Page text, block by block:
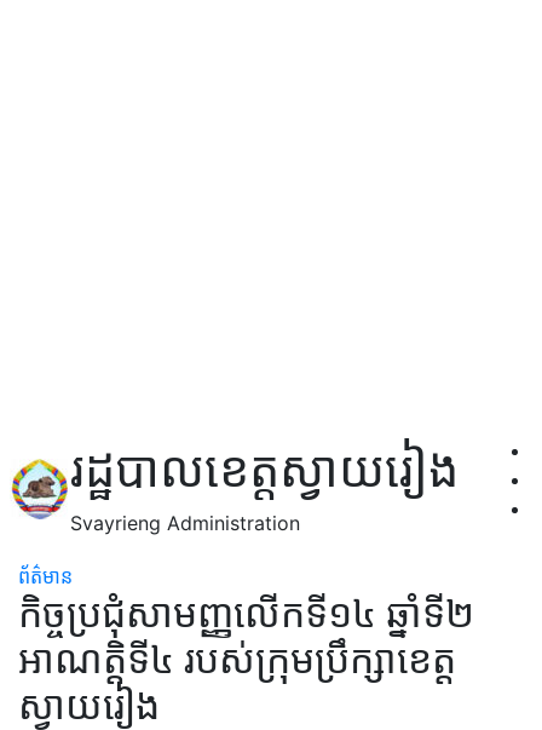
រដ្ឋបាលខេត្តស្វាយរៀង
Svayrieng Administration
ព័ត៌មាន
កិច្ចប្រជុំសាមញ្ញលើកទី១៤ ឆ្នាំទី២
អាណត្តិទី៤ របស់ក្រុមប្រឹក្សាខេត្ត
ស្វាយរៀង